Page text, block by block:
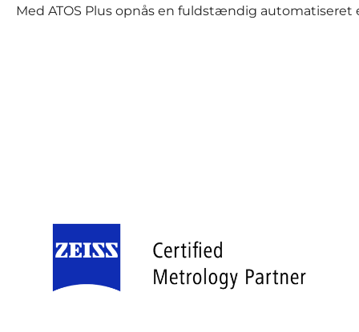
Med ATOS Plus opnås en fuldstændig automatiseret